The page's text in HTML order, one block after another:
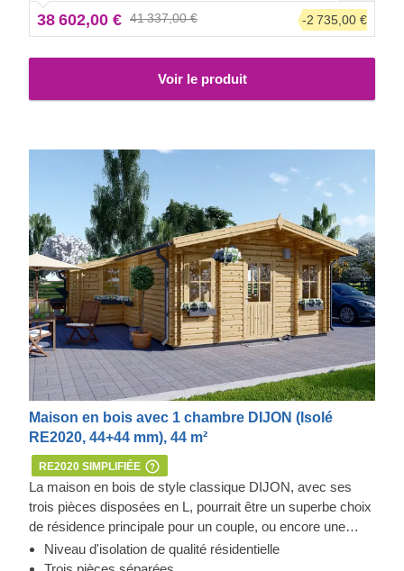
38 602,00 € 41 337,00 € -2 735,00 €
Voir le produit
Maison en bois avec 1 chambre DIJON (Isolé
RE2020, 44+44 mm), 44 m²
RE2020 SIMPLIFIÉE
La maison en bois de style classique DIJON, avec ses
trois pièces disposées en L, pourrait être un superbe choix
de résidence principale pour un couple, ou encore une
solution attrayante pour une famille de taille moyenne à la
recherche d'une maison de vacances élégante et
Niveau d'isolation de qualité résidentielle